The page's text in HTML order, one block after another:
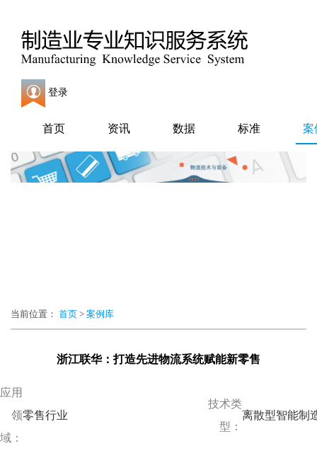
登录
首页 资讯 数据 标准 案
当前位置： 首页 > 案例库
浙江联华：打造先进物流系统赋能新零售
应用
领
域：
零售行业
技术类
型：
离散型智能制